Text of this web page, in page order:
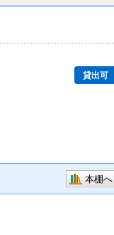
貸出可
本棚へ